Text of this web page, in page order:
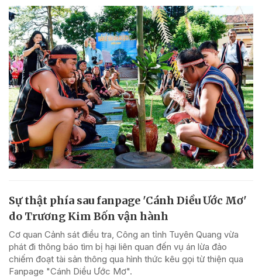
Sự thật phía sau fanpage 'Cánh Diều Ước Mơ'
do Trương Kim Bốn vận hành
Cơ quan Cảnh sát điều tra, Công an tỉnh Tuyên Quang vừa
phát đi thông báo tìm bị hại liên quan đến vụ án lừa đảo
chiếm đoạt tài sản thông qua hình thức kêu gọi từ thiện qua
Fanpage "Cánh Diều Ước Mơ".